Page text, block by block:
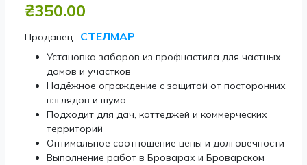
₴350.00
Продавец: СТЕЛМАР
Установка заборов из профнастила для частных
домов и участков
Надёжное ограждение с защитой от посторонних
взглядов и шума
Подходит для дач, коттеджей и коммерческих
территорий
Оптимальное соотношение цены и долговечности
Выполнение работ в Броварах и Броварском